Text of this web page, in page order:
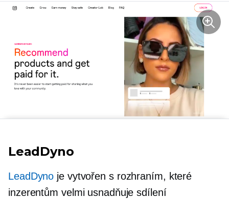
LeadDyno
LeadDyno je vytvořen s rozhraním, které
inzerentům velmi usnadňuje sdílení